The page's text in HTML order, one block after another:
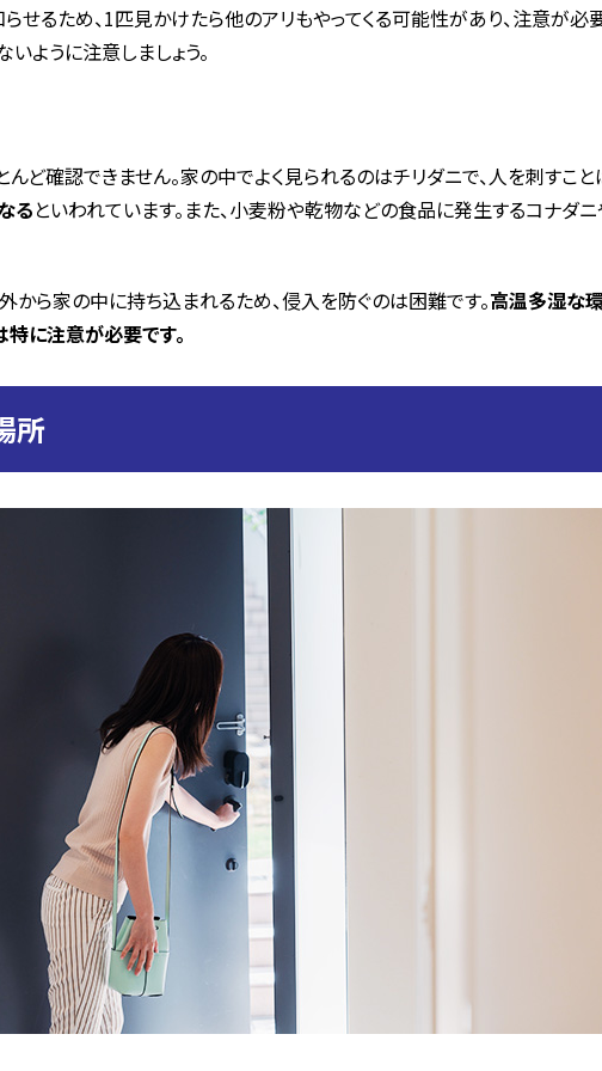
せるため、1匹見かけたら他のアリもやってくる可能性があり、注意が必
ように注意しましょう。
ど確認できません。家の中でよく見られるのはチリダニで、人を刺すこと
るといわれています。また、小麦粉や乾物などの食品に発生するコナダ
から家の中に持ち込まれるため、侵入を防ぐのは困難です。高温多湿な
に注意が必要です。
所